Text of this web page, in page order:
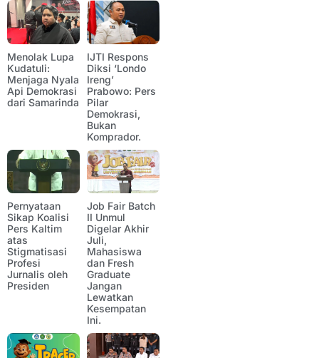
Menolak Lupa
Kudatuli:
Menjaga Nyala
Api Demokrasi
dari Samarinda
IJTI Respons
Diksi ‘Londo
Ireng’
Prabowo: Pers
Pilar
Demokrasi,
Bukan
Komprador.
Pernyataan
Sikap Koalisi
Pers Kaltim
atas
Stigmatisasi
Profesi
Jurnalis oleh
Presiden
Job Fair Batch
II Unmul
Digelar Akhir
Juli,
Mahasiswa
dan Fresh
Graduate
Jangan
Lewatkan
Kesempatan
Ini.